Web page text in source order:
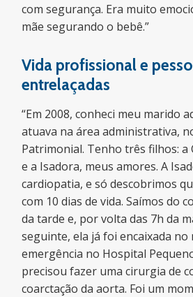
com segurança. Era muito
mãe segurando o bebê.”
Vida profissional e
entrelaçadas
“Em 2008, conheci meu marido
atuava na área administrativa,
Patrimonial. Tenho três filhos:
e a Isadora, meus amores. A
cardiopatia, e só descobrimos
com 10 dias de vida. Saímos do
da tarde e, por volta das 7h da
seguinte, ela já foi encaixada no
emergência no Hospital
precisou fazer uma cirurgia de
coarctação da aorta. Foi um